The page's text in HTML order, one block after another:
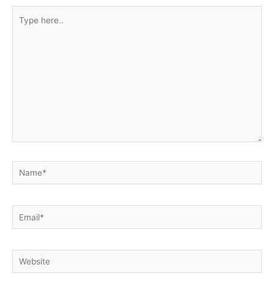
here..
Name*
Email*
Website